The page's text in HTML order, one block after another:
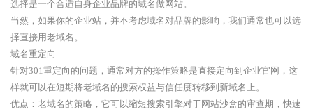
选择是一个合适自身企业品牌的域名做网站。
当然，如果你的企业站，并不考虑域名对品牌的影响，我们通常也可以选
择直接用老域名。
域名重定向
针对301重定向的问题，通常对方的操作策略是直接定向到企业官网，这
样就可以在短期将老域名的搜索权益与信任度转移到新域名上。
优点：老域名的策略，它可以缩短搜索引擎对于网站沙盒的审查期，快速